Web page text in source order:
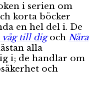
i serien om
korta böcker
en hel del i. De
väg till digoch Nära
alla
i; de handlar om
och